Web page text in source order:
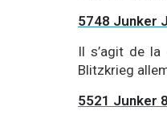
5748 Junker
Il s’agit de
Blitzkrieg
5521 Junker